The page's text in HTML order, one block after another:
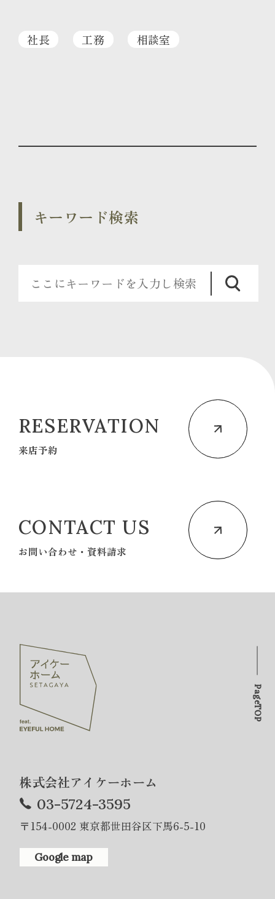
社長 工務 相談室
キーワード検索
RESERVATION
来店予約
CONTACT US
お問い合わせ・資料請求
株式会社アイケーホーム
03-5724-3595
〒154-0002 東京都世田谷区下馬6-5-10
Google map
PageTOP